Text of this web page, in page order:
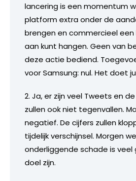
lancering is een momentum
platform extra onder de
brengen en commercieel
aan kunt hangen. Geen van
deze actie bediend.
voor Samsung: nul. Het doet
2. Ja, er zijn veel Tweets en
zullen ook niet tegenvallen.
negatief. De cijfers zullen
tijdelijk verschijnsel. Morgen
onderliggende schade is veel
doel zijn.